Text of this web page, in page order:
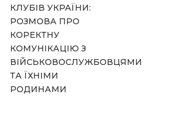
КЛУБІВ УКРАЇНИ:
РОЗМОВА ПРО
КОРЕКТНУ
КОМУНІКАЦІЮ З
ВІЙСЬКОВОСЛУЖБОВЦЯМИ
ТА ЇХНІМИ
РОДИНАМИ